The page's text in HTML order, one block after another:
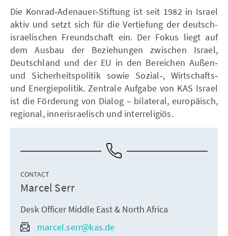
Die Konrad‑Adenauer‑Stiftung ist seit 1982 in Israel
aktiv und setzt sich für die Vertiefung der deutsch-
israelischen Freundschaft ein. Der Fokus liegt auf
dem Ausbau der Beziehungen zwischen Israel,
Deutschland und der EU in den Bereichen Außen‑
und Sicherheitspolitik sowie Sozial‑, Wirtschafts‑
und Energiepolitik. Zentrale Aufgabe von KAS Israel
ist die Förderung von Dialog – bilateral, europäisch,
regional, innerisraelisch und interreligiös.
CONTACT
Marcel Serr
Desk Officer Middle East & North Africa
marcel.serr@kas.de